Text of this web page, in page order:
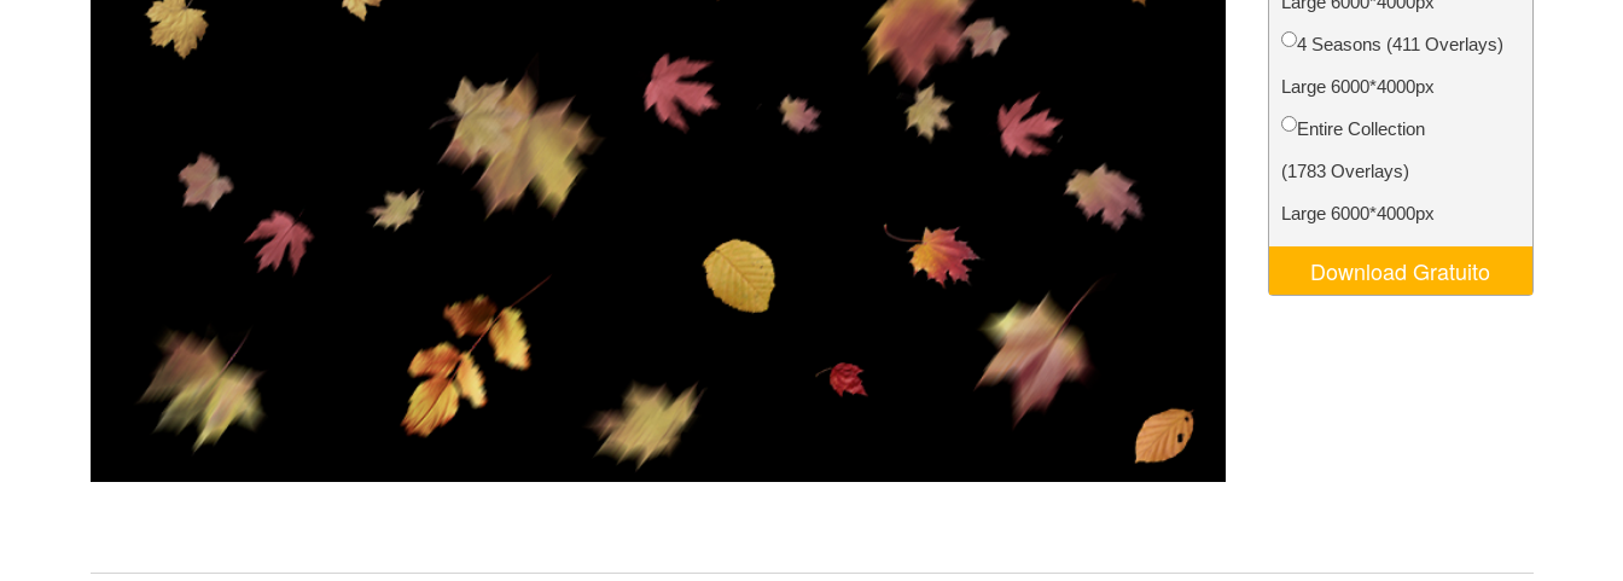
Servizi di ritocco gioielli Dati di Addestramento AI
4 Seasons (411 Overlays)
Large 6000*4000px
Entire Collection
(1783 Overlays)
Large 6000*4000px
Download Gratuito